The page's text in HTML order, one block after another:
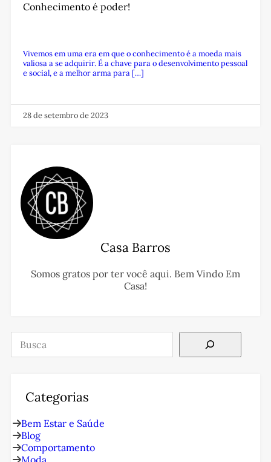
Conhecimento é poder!
Vivemos em uma era em que o conhecimento é a moeda mais
valiosa a se adquirir. É a chave para o desenvolvimento pessoal
e social, e a melhor arma para […]
28 de setembro de 2023
Casa Barros
Somos gratos por ter você aqui. Bem Vindo Em
Casa!
Pesquisar
Categorias
Bem Estar e Saúde
Blog
Comportamento
Moda